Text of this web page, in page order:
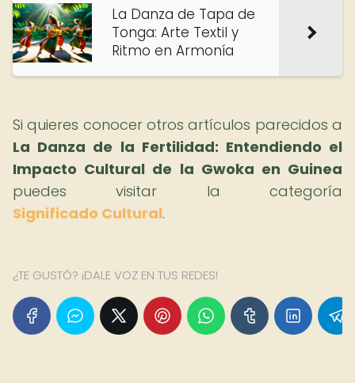
La Danza de Tapa de
Tonga: Arte Textil y
Ritmo en Armonía
Si quieres conocer otros artículos parecidos a
La Danza de la Fertilidad: Entendiendo el
Impacto Cultural de la Gwoka en Guinea
puedes visitar la categoría
Significado Cultural.
¿TE GUSTÓ? ¡DALE VOZ EN TUS REDES!